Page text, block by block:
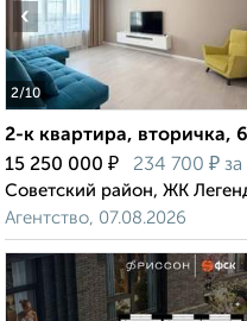
2/10
‹
2-к квартира, вторичка,
15 250 000 ₽ 234 700 ₽ за
Советский район, ЖК
Агентство, 07.08.2026